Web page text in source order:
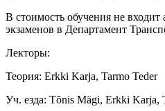
В стоимость обучения не
экзаменов в Департамент
Лекторы:
Теория: Erkki Karja, Tarmo Teder
Уч. езда: Tõnis Mägi, Erkki Karja,